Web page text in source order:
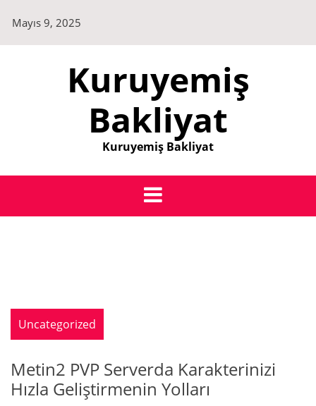
content
Mayıs 9, 2025
Kuruyemiş
Bakliyat
Kuruyemiş Bakliyat
Uncategorized
Metin2 PVP Serverda Karakterinizi
Hızla Geliştirmenin Yolları